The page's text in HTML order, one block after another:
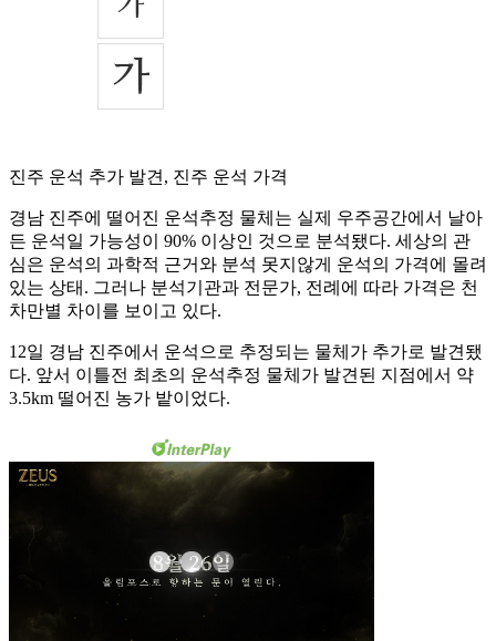
진주 운석 추가 발견, 진주 운석 가격
경남 진주에 떨어진 운석추정 물체는 실제 우주공간에서 날아
든 운석일 가능성이 90% 이상인 것으로 분석됐다. 세상의 관
심은 운석의 과학적 근거와 분석 못지않게 운석의 가격에 몰려
있는 상태. 그러나 분석기관과 전문가, 전례에 따라 가격은 천
차만별 차이를 보이고 있다.
12일 경남 진주에서 운석으로 추정되는 물체가 추가로 발견됐
다. 앞서 이틀전 최초의 운석추정 물체가 발견된 지점에서 약
3.5km 떨어진 농가 밭이었다.